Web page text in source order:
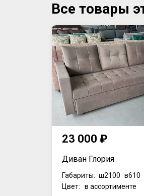
Все товары
23 000 ₽
Диван Глория
Габариты: ш2100 в610
Цвет: в ассортименте